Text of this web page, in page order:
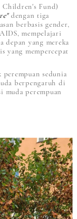
Fund)
dengan tiga
berbasis gender,
mempelajari
depan yang mereka
yang mempercepat
sedunia
berpengaruh di
muda perempuan